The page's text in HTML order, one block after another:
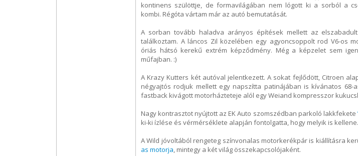
kontinens szülöttje, de formavilágában nem lógott ki a sorból a
kombi. Régóta vártam már az autó bemutatását.
A sorban tovább haladva arányos építések mellett az
találkoztam. A láncos Zil közelében egy agyoncsoppolt rod V6-os
óriás hátsó kerekű extrém képződmény. Még a képzelet sem
műfajban. :)
A Krazy Kutters két autóval jelentkezett. A sokat fejlődött, Citroen
négyajtós rodjuk mellett egy napszítta patinájában is kívánatos 68-
fastback kivágott motorházteteje alól egy Weiand kompresszor
Nagy kontrasztot nyújtott az EK Auto szomszédban parkoló lakkfekete
ki-ki ízlése és vérmérséklete alapján fontolgatta, hogy melyik is kellene.
A Wild jóvoltából rengeteg színvonalas motorkerékpár is kiállításra
as motorja, mintegy a két világ összekapcsolójaként.